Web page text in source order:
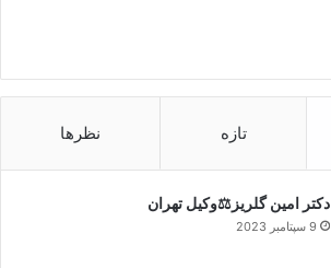
تازه نظرها
دکتر امین گلریز⚖️وکیل تهران
9 سپتامبر 2023